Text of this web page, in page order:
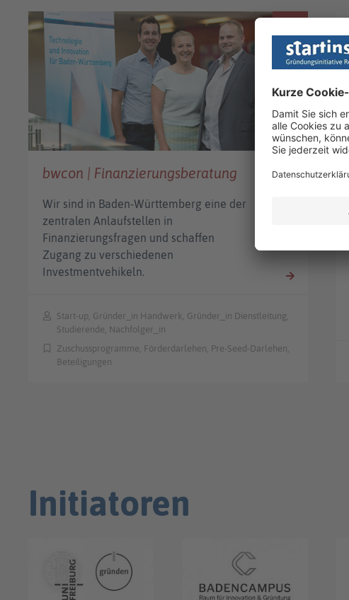
FINANZIERUNG
bwcon | Finanzierungsberatung
Wir sind in Baden-Württemberg eine der
zentralen Anlaufstellen in
Finanzierungsfragen und schaffen
Zugang zu verschiedenen
Investmentvehikeln.
Start-up, Gründer_in Handwerk, Gründer_in Dienstleitung,
Studierende, Nachfolger_in
Zuschussprogramme, Förderdarlehen, Pre-Seed-Darlehen,
Beteiligungen
Initiatoren